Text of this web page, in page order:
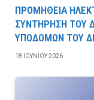
ΠΡΟΜΗΘΕΙΑ
ΣΥΝΤΗΡΗΣΗ ΤΟΥ
ΥΠΟΔΟΜΩΝ ΤΟΥ
18 ΙΟΥΝΊΟΥ 2026